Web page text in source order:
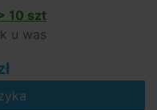
10 szt
u was